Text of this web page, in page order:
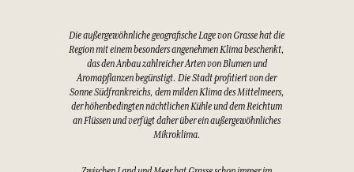
Die außergewöhnliche geografische Lage von Grasse hat die
Region mit einem besonders angenehmen Klima beschenkt,
das den Anbau zahlreicher Arten von Blumen und
Aromapflanzen begünstigt. Die Stadt profitiert von der
Sonne Südfrankreichs, dem milden Klima des Mittelmeers,
der höhenbedingten nächtlichen Kühle und dem Reichtum
an Flüssen und verfügt daher über ein außergewöhnliches
Mikroklima.